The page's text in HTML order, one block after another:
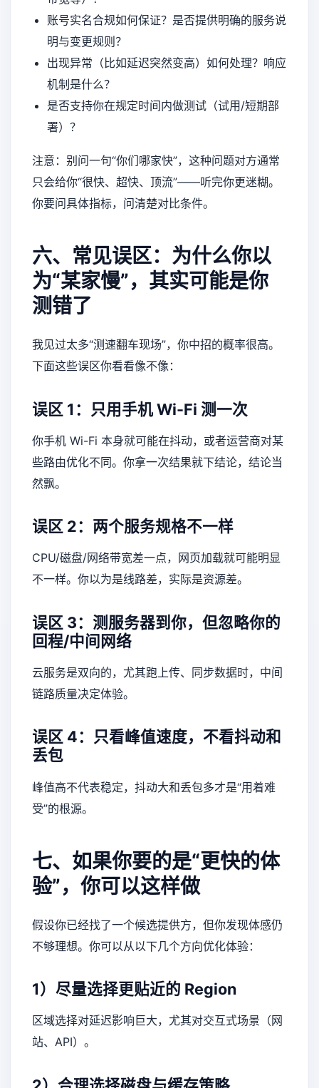
账号实名合规如何保证？是否提供明确的服务说
明与变更规则？
出现异常（比如延迟突然变高）如何处理？响应
机制是什么？
是否支持你在规定时间内做测试（试用/短期部
署）？
注意：别问一句“你们哪家快”，这种问题对方通常
只会给你“很快、超快、顶流”——听完你更迷糊。
你要问具体指标，问清楚对比条件。
六、常见误区：为什么你以
为“某家慢”，其实可能是你
测错了
我见过太多“测速翻车现场”，你中招的概率很高。
下面这些误区你看看像不像：
误区 1：只用手机 Wi-Fi 测一次
你手机 Wi-Fi 本身就可能在抖动，或者运营商对某
些路由优化不同。你拿一次结果就下结论，结论当
然飘。
误区 2：两个服务规格不一样
CPU/磁盘/网络带宽差一点，网页加载就可能明显
不一样。你以为是线路差，实际是资源差。
误区 3：测服务器到你，但忽略你的
回程/中间网络
云服务是双向的，尤其跑上传、同步数据时，中间
链路质量决定体验。
误区 4：只看峰值速度，不看抖动和
丢包
峰值高不代表稳定，抖动大和丢包多才是“用着难
受”的根源。
七、如果你要的是“更快的体
验”，你可以这样做
假设你已经找了一个候选提供方，但你发现体感仍
不够理想。你可以从以下几个方向优化体验：
1）尽量选择更贴近的 Region
区域选择对延迟影响巨大，尤其对交互式场景（网
站、API）。